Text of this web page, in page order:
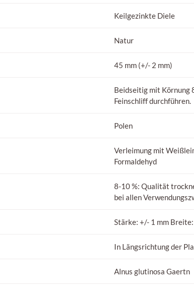
Keilgezinkte Diele
Natur
45 mm (+/- 2 mm)
Beidseitig mit Körnung
Feinschliff durchführen.
Polen
Verleimung mit
Formaldehyd
8-10 %: Qualität
bei allen
Stärke: +/- 1 mm
In Längsrichtung der
Alnus glutinosa Gaertn